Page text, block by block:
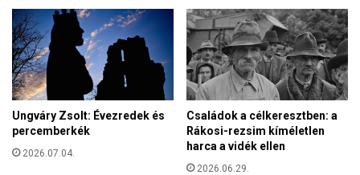
n
t
í
r
á
s
b
z
t
u
s
k
e
r
e
s
Ungváry Zsolt: Évezredek és
percemberkék
2026.07.04.
Családok a célkeresztben: a
Rákosi-rezsim kíméletlen
harca a vidék ellen
2026.06.29.